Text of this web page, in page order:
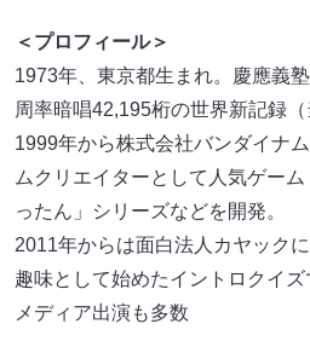
＜プロフィール＞
1973年、東京都生まれ。慶應義
周率暗唱42,195桁の世界新記録（
1999年から株式会社バンダイナ
ムクリエイターとして人気ゲー
ったん」シリーズなどを開発。
2011年からは面白法人カヤック
趣味として始めたイントロクイズ
メディア出演も多数